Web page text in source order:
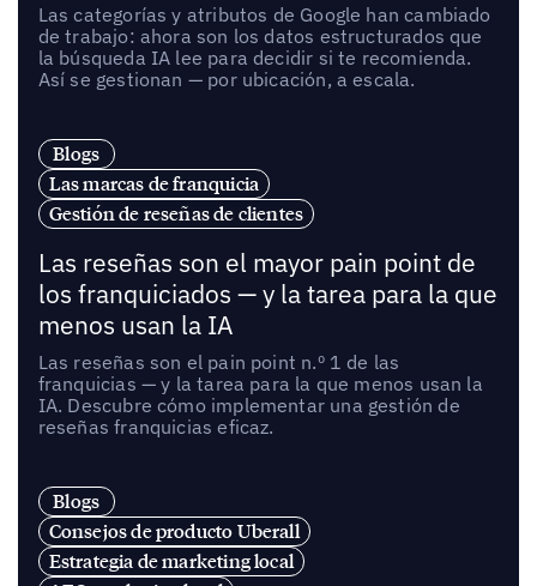
Las categorías y atributos de Google han cambiado
de trabajo: ahora son los datos estructurados que
la búsqueda IA lee para decidir si te recomienda.
Así se gestionan — por ubicación, a escala.
Blogs
Las marcas de franquicia
Gestión de reseñas de clientes
Las reseñas son el mayor pain point de
los franquiciados — y la tarea para la que
menos usan la IA
Las reseñas son el pain point n.º 1 de las
franquicias — y la tarea para la que menos usan la
IA. Descubre cómo implementar una gestión de
reseñas franquicias eficaz.
Blogs
Consejos de producto Uberall
Estrategia de marketing local